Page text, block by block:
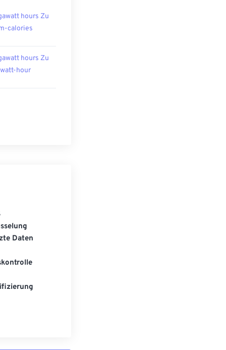
hours Zu
calories
hours Zu
hour
Daten